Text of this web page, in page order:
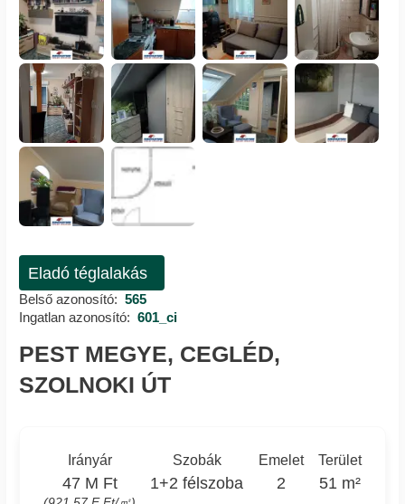
Eladó téglalakás
Belső azonosító: 565
Ingatlan azonosító: 601_ci
PEST MEGYE, CEGLÉD,
SZOLNOKI ÚT
Irányár
47 M Ft
Szobák
1+2 félszoba
Emelet
2
Terület
51 m²